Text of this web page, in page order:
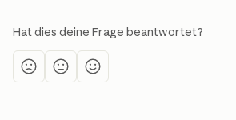
Hat dies deine Frage beantwortet?